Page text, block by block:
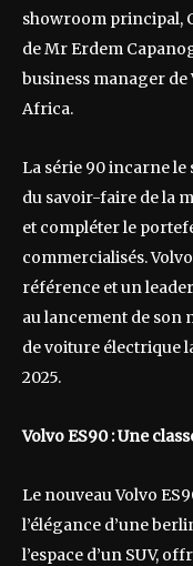
showroom principal,
de Mr Erdem
business manager de
Africa.
La série 90 incarne
du savoir-faire de la
et compléter le
commercialisés.
référence et un
au lancement de son
de voiture électrique
2025.
Volvo ES90 : Une
Le nouveau Volvo
l’élégance d’une
l’espace d’un SUV,